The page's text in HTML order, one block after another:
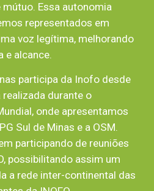
Essa autonomia
representados em
voz legítima, melhorando
e alcance.
participa da Inofo desde
durante o
onde apresentamos
Sul de Minas e a OSM.
participando de reuniões
possibilitando assim um
a rede inter-continental das